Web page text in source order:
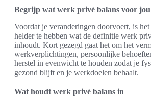
Begrijp wat werk privé balans voor
Voordat je veranderingen doorvoert, is
helder te hebben wat de definitie werk
inhoudt. Kort gezegd gaat het om het
werkverplichtingen, persoonlijke
herstel in evenwicht te houden zodat je
gezond blijft en je werkdoelen behaalt.
Wat houdt werk privé balans in